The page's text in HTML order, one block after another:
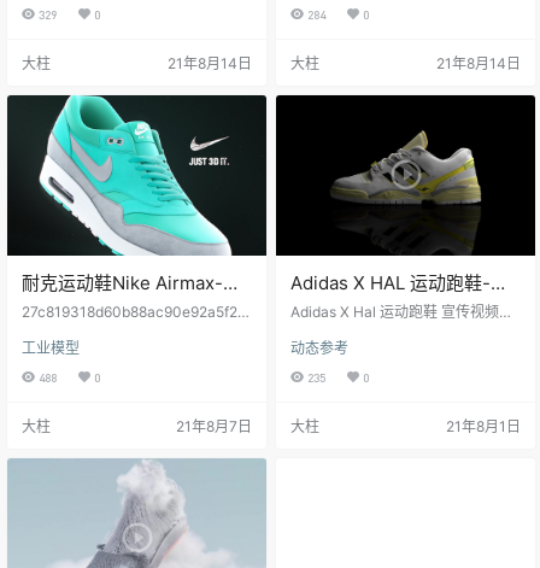
329 0
大柱 21年8月14日
284 0
大柱 21年8月14日
耐克运动鞋Nike Airmax-
C4D模型-含材质
27c819318d60b88ac90e92a5f2e
工业模型
488 0
大柱 21年8月7日
Adidas X HAL 运动跑鞋-宣
传视频
Adidas X Hal 运动跑鞋 宣传视频
频 (3)Adidas X Hal 运动跑鞋 宣传
视频 (2)Adidas X Hal 运动跑鞋 宣传
传视频 (10)Adidas X Hal 运动跑鞋
动态参考
235 0
大柱 21年8月1日